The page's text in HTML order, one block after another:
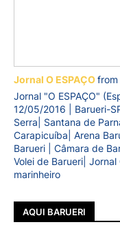
Jornal O ESPAÇOfrom
Jornal "O ESPAÇO"
12/05/2016 | Barueri-
Serra| Santana de
Carapicuíba| Arena
Barueri | Câmara de
Volei de Barueri|
marinheiro
AQUI BARUERI